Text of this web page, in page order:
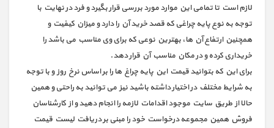
لازم است تا تمامی این موارد مورد بررسی قرار بگیرد و فرد در نهایت با
توجه به نوع پایه چراغی که قصد خرید آن را دارد و میزان کیفیت و
همچنین ارتفاع آن ها، بهترین نوعی که برای وی مناسب می باشد را
خریداری کرده و در مکان مناسب آن قرار دهد.
برای این که بتوانید قیمت این پایه چراغ ها را بر اساس نرخ روز و با توجه
به شرایط مختلف در اختیار داشته باشید نیز می توانید به راحتی و همین
حالا از طریق سایت موجود اقدامات لازمه را انجام دهید و از کارشناسان
فروش همین مجموعه درخواست خود را مبنی بر دریافت لیست قیمت